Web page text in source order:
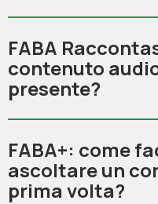
FABA
contenuto
presente?
FABA+: come
ascoltare un
prima volta?